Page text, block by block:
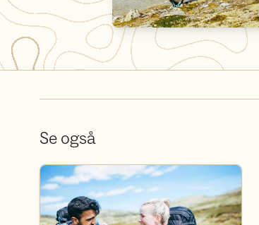
Se også
Bli frivillig